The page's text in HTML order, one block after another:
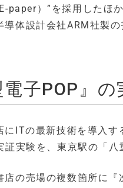
paper）”を採用したほ
導体設計会社ARM社製
電子POP』
にITの最新技術を導入
証実験を、東京駅の「
店の売場の複数箇所に